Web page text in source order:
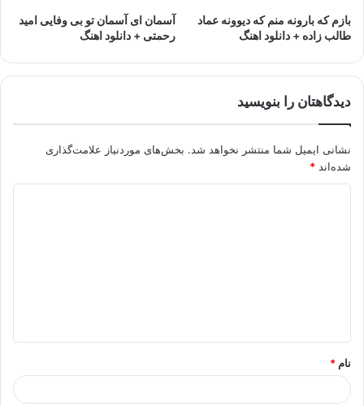
بازم که بارونه منم که دیوونه عماد
طالب زاده + دانلود اهنگ
آسمان ای آسمان تو بی وفایی امید
رحمتی + دانلود اهنگ
دیدگاهتان را بنویسید
نشانی ایمیل شما منتشر نخواهد شد. بخش‌های موردنیاز علامت‌گذاری
شده‌اند *
*
نام *